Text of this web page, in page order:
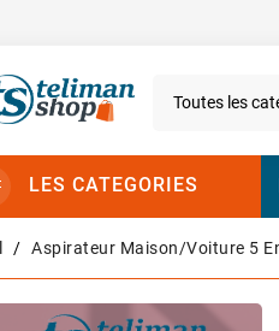
LES CATEGORIES
Aspirateur Maison/Voiture 5